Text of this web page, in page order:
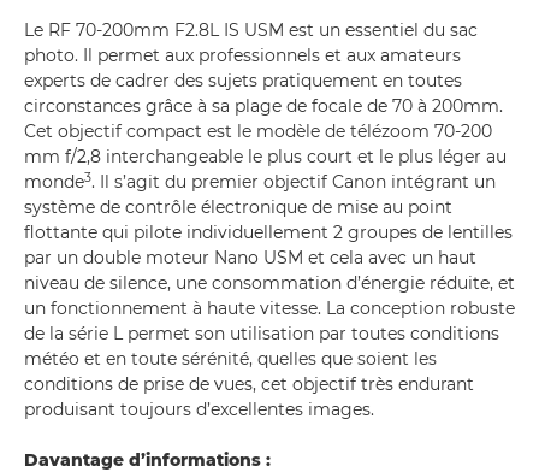
Le RF 70-200mm F2.8L IS USM est un essentiel du sac
photo. Il permet aux professionnels et aux amateurs
experts de cadrer des sujets pratiquement en toutes
circonstances grâce à sa plage de focale de 70 à 200mm.
Cet objectif compact est le modèle de télézoom 70-200
mm f/2,8 interchangeable le plus court et le plus léger au
monde3. Il s’agit du premier objectif Canon intégrant un
système de contrôle électronique de mise au point
flottante qui pilote individuellement 2 groupes de lentilles
par un double moteur Nano USM et cela avec un haut
niveau de silence, une consommation d’énergie réduite, et
un fonctionnement à haute vitesse. La conception robuste
de la série L permet son utilisation par toutes conditions
météo et en toute sérénité, quelles que soient les
conditions de prise de vues, cet objectif très endurant
produisant toujours d’excellentes images.
Davantage d’informations :